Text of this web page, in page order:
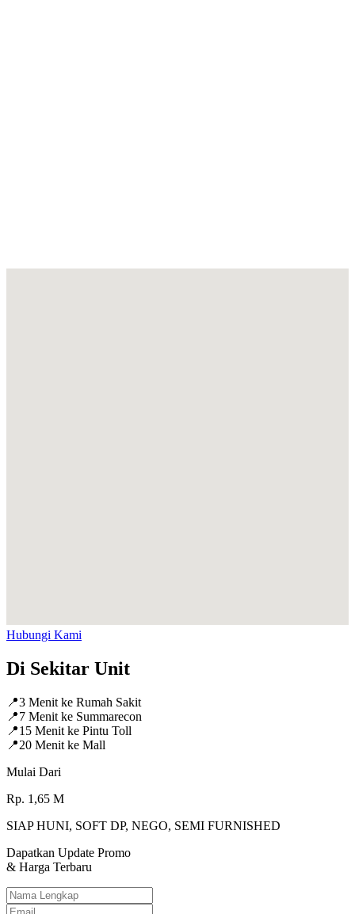
Hubungi Kami
Di Sekitar Unit
📍3 Menit ke Rumah Sakit
📍7 Menit ke Summarecon
📍15 Menit ke Pintu Toll
📍20 Menit ke Mall
Mulai Dari
Rp. 1,65 M
SIAP HUNI, SOFT DP, NEGO, SEMI FURNISHED
Dapatkan Update Promo
& Harga Terbaru